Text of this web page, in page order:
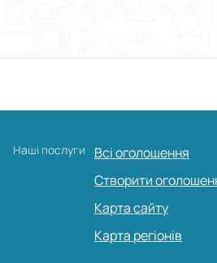
Наші послуги
Всі оголошення
Створити
Карта сайту
Карта регіонів